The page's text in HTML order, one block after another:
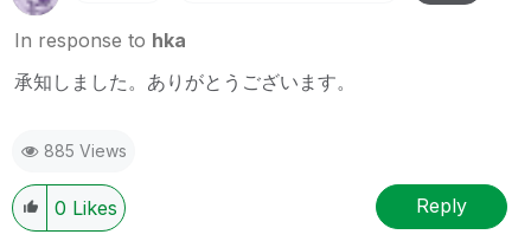
In response to hka
承知しました。ありがとうございます。
885 Views
0 Likes Reply